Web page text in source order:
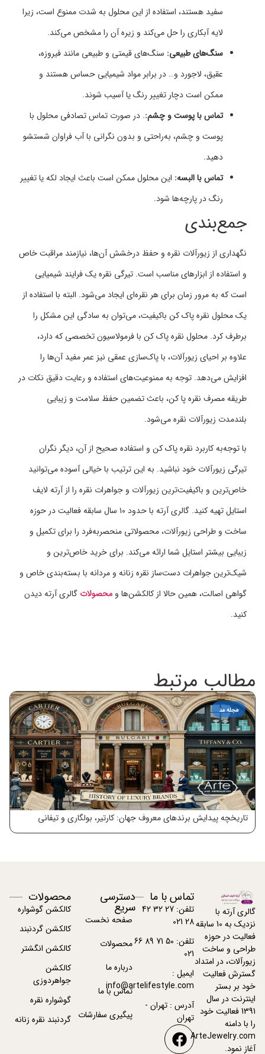
سفید هستند، استفاده از این محلول به شدت ممنوع است، زیرا
لایه آبکاری را حل می‌کند و زیره آن را مشخص می‌کند.
سنگ‌های طبیعی: سنگ‌های قیمتی و طبیعی مانند فیروزه،
عقیق، لاجورد و… در برابر مواد شیمیایی حساس هستند و
ممکن است دچار تغییر رنگ یا آسیب شوند.
تماس با پوست و چشم:. در صورت تماس تصادفی محلول با
پوست و چشم، به‌راحتی و بدون نگرانی با آب فراوان شستشو
دهید.
تماس با البسه: این محلول ممکن است باعث ایجاد لکه یا تغییر
رنگ در پارچه‌ها شود.
جمع‌بندی
نگهداری از زیورآلات نقره و حفظ درخشش آن‌ها، نیازمند مراقبت خاص
و استفاده از ابزارهای مناسب است. تیرگی نقره یک فرایند شیمیایی
است که به مرور زمان برای هر نقره‌ای ایجاد می‌شود. البته با استفاده از
یک محلول نقره پاک کن باکیفیت، می‌توان به سادگی این مشکل را
برطرف کرد. محلول نقره پاک کن با فرمولاسیون تخصصی که دارد،
علاوه بر احیای زیورآلات، با پاک‌سازی عمقی نیز عمر مفید آن‌ها را
افزایش می‌دهد. توجه به ممنوعیت‌های استفاده و رعایت دقیق نکات در
طریقه مصرف نقره پا کن، باعث تضمین حفظ سلامت و زیبایی
بلندمدت زیورآلات نقره می‌شود.
با توجه‌به کاربرد نقره پاک کن و استفاده صحیح از آن، دیگر نگران
تیرگی زیورآلات خود نباشید. به این ترتیب با خیالی آسوده می‌توانید
خاص‌ترین و باکیفیت‌ترین زیورآلات و جواهرات نقره را از آرته لایف
استایل تهیه کنید. گالری آرته با حدود ۱۰ سال سابقه فعالیت در حوزه
ساخت و طراحی زیورآلات، محصولاتی منحصربه‌فرد را برای تکمیل و
زیبایی بیشتر استایل شما ارائه می‌کند. برای خرید خاص‌ترین و
شیک‌ترین جواهرات دست‌ساز نقره زنانه و مردانه با بسته‌بندی خاص و
گواهی اصالت، همین حالا از کالکشن‌ها و محصولات گالری آرته دیدن
کنید.
مطالب مرتبط
مجله مد
تاریخچه پیدایش برندهای معروف جهان: کارتیر، بولگاری و تیفانی
گالری آرته با
نزدیک به 10 سابقه
فعالیت در حوزه
طراحی و ساخت
زیورآلات، در امتداد
گسترش فعالیت
خود بر بستر
اینترنت در سال
1391 فعالیت خود
را با دامنه
ArteJewelry.com
آغاز نمود.
تماس با ما
تلفن: 27 32 42
28 021
تلفن: 50 71 89 66
021
ایمیل :
info@artelifestyle.com
آدرس : تهران -
تهران
دسترسی
سریع
صفحه نخست
محصولات
درباره ما
تماس با ما
پیگیری سفارشات
محصولات
کالکشن گوشواره
کالکشن گردنبند
کالکشن انگشتر
کالکشن
جواهردوزی
گوشواره نقره
گردنبند نقره زنانه